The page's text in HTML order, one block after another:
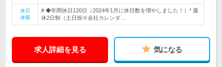
休日
休暇
# ◆年間休日120日（2024年1月に休日数を増やしました！）* 週
休2日制（土日祝※会社カレンダ…
求人詳細を見る 気になる